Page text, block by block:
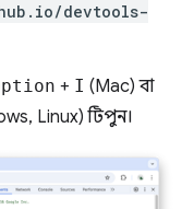
devtools-
+ I (Mac) বা
Linux) টিপুন।